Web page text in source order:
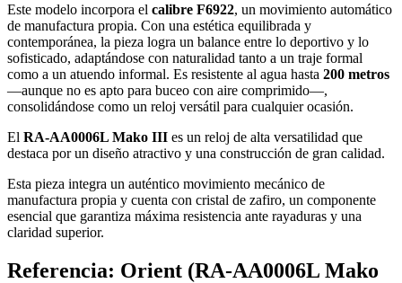
Este modelo incorpora el calibre F6922, un movimiento automático
de manufactura propia. Con una estética equilibrada y
contemporánea, la pieza logra un balance entre lo deportivo y lo
sofisticado, adaptándose con naturalidad tanto a un traje formal
como a un atuendo informal. Es resistente al agua hasta 200 metros
—aunque no es apto para buceo con aire comprimido—,
consolidándose como un reloj versátil para cualquier ocasión.
El RA-AA0006L Mako III es un reloj de alta versatilidad que
destaca por un diseño atractivo y una construcción de gran calidad.
Esta pieza integra un auténtico movimiento mecánico de
manufactura propia y cuenta con cristal de zafiro, un componente
esencial que garantiza máxima resistencia ante rayaduras y una
claridad superior.
Referencia: Orient (RA-AA0006L Mako